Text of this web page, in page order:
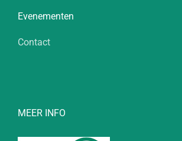
Evenementen
Contact
MEER INFO